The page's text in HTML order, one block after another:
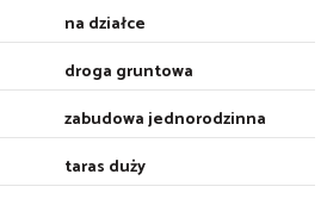
na działce
droga gruntowa
zabudowa jednorodzinna
taras duży